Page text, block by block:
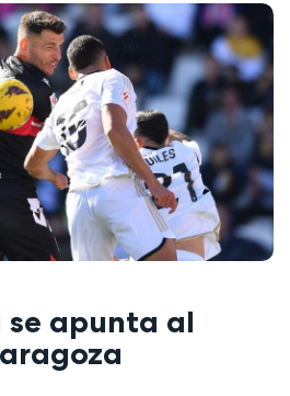
se apunta al